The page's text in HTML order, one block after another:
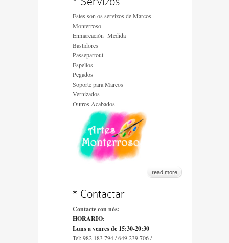
Estes son os servizos de Marcos
Monterroso
Enmarcación Medida
Bastidores
Passepartout
Espellos
Pegados
Soporte para Marcos
Vernizados
Outros Acabados
read more
* Contactar
Contacte con nós:
HORARIO:
Luns a venres de 15:30-20:30
Tel: 982 183 794 / 649 239 706 /